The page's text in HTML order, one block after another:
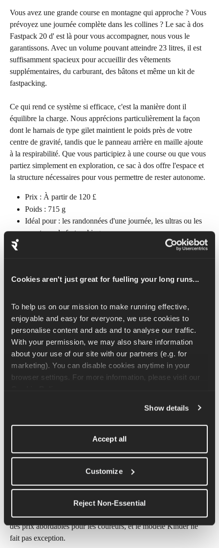
Cookies aren't just great for fuelling your long runs...
To help us on our mission to make running effective,
enjoyable and easy for everyone, we use cookies to
personalise content and ads and to analyse our traffic.
With your permission, we may also share information
about your use of our site with our partners (e.g. for
marketing). You can disable cookies anytime in your
Show details
Accept all
Customize
Reject Non-Essential
Vous avez une grande course en montagne qui approche ? Vous
prévoyez une journée complète dans les collines ? Le sac à dos
Fastpack 20 d' est là pour vous accompagner, nous vous le
garantissons. Avec un volume pouvant atteindre 23 litres, il est
suffisamment spacieux pour accueillir des vêtements
supplémentaires, du carburant, des bâtons et même un kit de
fastpacking.
Ce qui rend ce système si efficace, c'est la manière dont il
équilibre la charge. Nous apprécions particulièrement la façon
dont le harnais de type gilet maintient le poids près de votre
centre de gravité, tandis que le panneau arrière en maille ajoute
à la respirabilité. Que vous participiez à une course ou que vous
partiez simplement en exploration, ce sac à dos offre l'espace et
la structure nécessaires pour vous permettre de rester autonome.
Prix : À partir de 120 £
Poids : 715 g
Idéal pour : les randonnées d'une journée, les ultras ou les
aventures de fastpacking
Si vous transportez des fournitures pour parer à toute
4. Meilleure option
économique : Harrier Kinder 10L
Vous recherchez un produit abordable ? Le sac à dos Harrier
Kinder 10L d' offre d'excellentes performances à un prix
abordable. Il est compatible avec une poche à eau, dispose de
poches souples pour flacons et même d'un compartiment zippé
course longue distance ou si vous avez simplement besoin d'un
gilet de trail fiable qui ne coûte pas une fortune. Ce pack est
idéal pour découvrir la catégorie des chaussures de course.
Idéal pour : les coureurs qui recherchent des fonctionnalités
Harrier est réputé pour fabriquer des équipements de qualité à
des prix abordables pour les coureurs, et le modèle Kinder ne
fait pas exception.